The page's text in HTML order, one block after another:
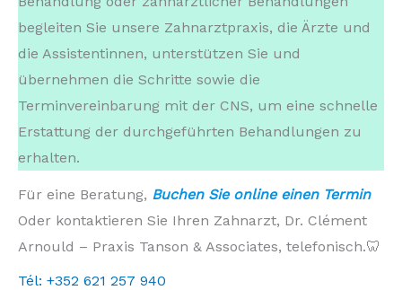
begleiten Sie unsere Zahnarztpraxis, die Ärzte und
die Assistentinnen, unterstützen Sie und
übernehmen die Schritte sowie die
Terminvereinbarung mit der CNS, um eine schnelle
Erstattung der durchgeführten Behandlungen zu
erhalten.
Für eine Beratung, Buchen Sie online einen Termin
Oder kontaktieren Sie Ihren Zahnarzt, Dr. Clément
Arnould – Praxis Tanson & Associates, telefonisch.🦷
Tél: +352 621 257 940